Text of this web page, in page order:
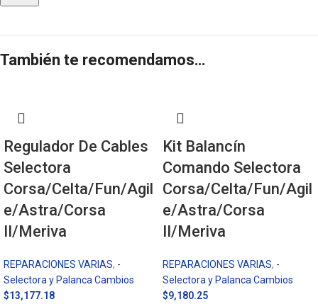
También te recomendamos…
Regulador De Cables
Selectora
Corsa/Celta/Fun/Agil
e/Astra/Corsa
II/Meriva
REPARACIONES VARIAS, -
Selectora y Palanca Cambios
$13,177.18
Kit Balancín
Comando Selectora
Corsa/Celta/Fun/Agil
e/Astra/Corsa
II/Meriva
REPARACIONES VARIAS, -
Selectora y Palanca Cambios
$9,180.25